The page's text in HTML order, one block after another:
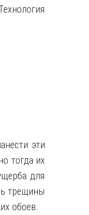
эти
тогда их
для
трещины
обоев.